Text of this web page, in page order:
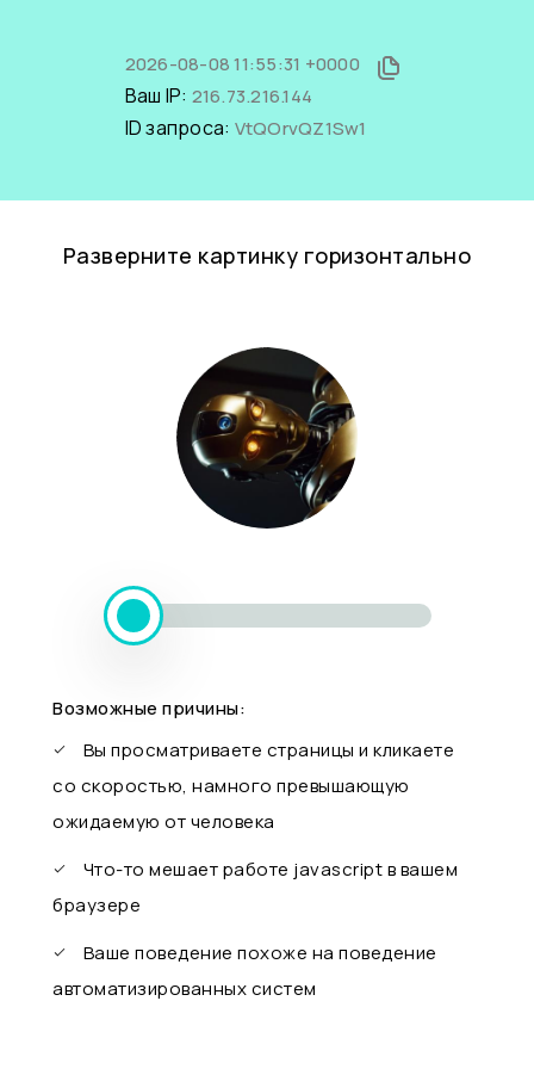
2026-08-08 11:55:31 +0000
Ваш IP: 216.73.216.144
ID запроса: VtQOrvQZ1Sw1
Разверните картинку горизонтально
Возможные причины:
Вы просматриваете страницы и кликаете
со скоростью, намного превышающую
ожидаемую от человека
Что-то мешает работе javascript в вашем
браузере
Ваше поведение похоже на поведение
автоматизированных систем